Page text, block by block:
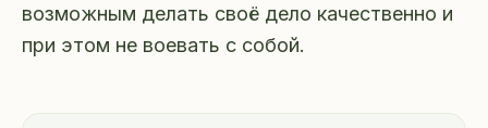
возможным делать своё дело качественно и
при этом не воевать с собой.